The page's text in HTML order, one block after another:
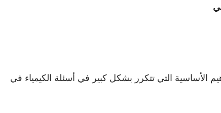
الأساسية التي تتكرر بشكل كبير في أسئلة الكيمياء في